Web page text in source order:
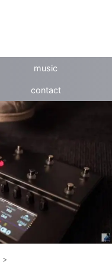
music
contact
>